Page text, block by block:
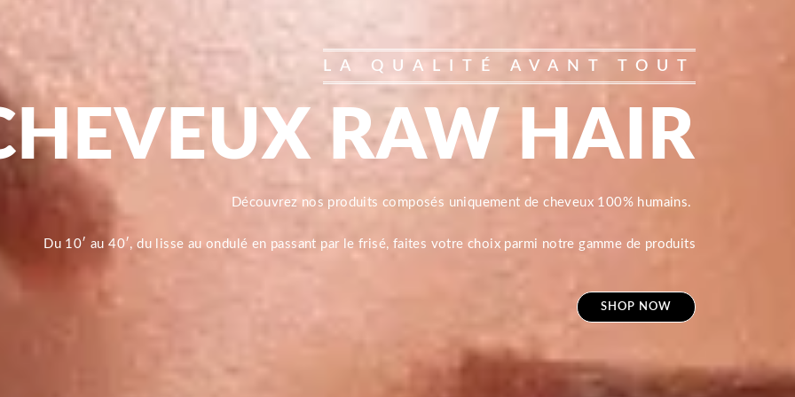
LA QUALITÉ AVANT TOUT
RAW HAIR
Découvrez nos produits composés uniquement de cheveux 100% humains.
Du 10′ au 40′, du lisse au ondulé en passant par le frisé, faites votre choix parmi notre gamme de produits
SHOP NOW